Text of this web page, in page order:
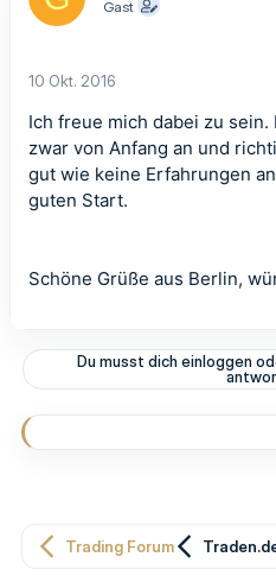
Gast
10 Okt. 2016
Ich freue mich dabei zu
zwar von Anfang an und
gut wie keine Erfahrungen
guten Start.
Schöne Grüße aus Berlin,
Du musst dich einloggen
Trading Forum